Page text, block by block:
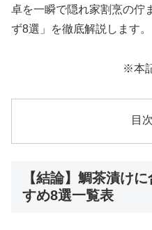
卓を一瞬で隠れ家割烹の佇
ず8選」を徹底解説します。
※本
目次
【結論】鯛茶漬け
すめ8選一覧表